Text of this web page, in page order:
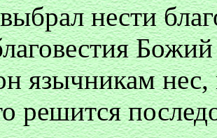
нести
язычникам нес,
решится